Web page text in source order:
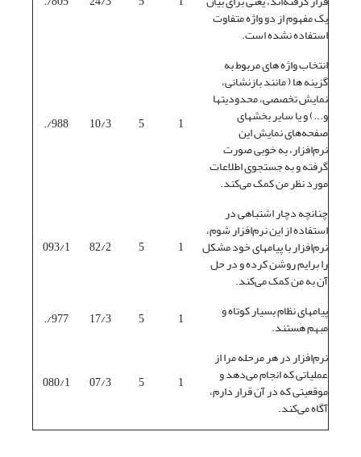
یک مفهوم از دو واژه متفاوت
استفاده نشده است.
انتخاب واژه های مربوط به
گزینه ها ( مانند بازنشانی،
نمایش تخصصی، محدودیتها
و...) و یا سایر بخشهای
صفحه‌های نمایش این
نرم‌افزار، به خوبی صورت
گرفته و به جستجوی اطلاعات
مورد نظر من کمک می‌کند.
1
5
10/3
988/.
چنانچه دچار اشتباهی در
استفاده از این نرم‌افزار شوم،
نرم‌افزار با پیامهای خود مشکل
را برایم روشن کرده و در حل
آن به من کمک می‌کند.
1
5
82/2
093/1
پیامهای نظام بسیار کوتاه و
مبهم هستند. 1
5
17/3
977/.
نرم‌افزار در هر مرحله مرا از
عملیاتی که انجام می‌دهد و
موقعیتی که در آن قرار دارم،
آگاه می‌کند.
1
5
07/3
080/1